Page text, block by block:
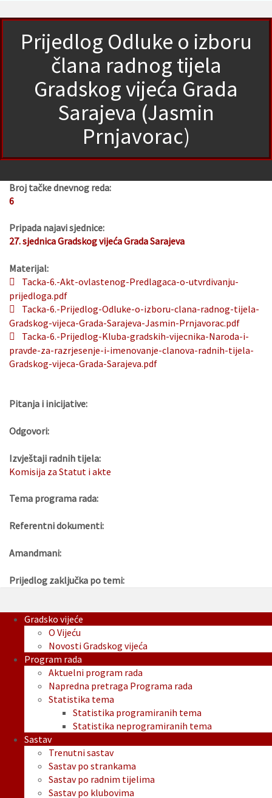
Prijedlog Odluke o izboru
člana radnog tijela
Gradskog vijeća Grada
Sarajeva (Jasmin
Prnjavorac)
Broj tačke dnevnog reda:
6
Pripada najavi sjednice:
27. sjednica Gradskog vijeća Grada Sarajeva
Materijal:
Tacka-6.-Akt-ovlastenog-Predlagaca-o-utvrdivanju-
prijedloga.pdf
Tacka-6.-Prijedlog-Odluke-o-izboru-clana-radnog-tijela-
Gradskog-vijeca-Grada-Sarajeva-Jasmin-Prnjavorac.pdf
Tacka-6.-Prijedlog-Kluba-gradskih-vijecnika-Naroda-i-
pravde-za-razrjesenje-i-imenovanje-clanova-radnih-tijela-
Gradskog-vijeca-Grada-Sarajeva.pdf
Pitanja i inicijative:
Odgovori:
Izvještaji radnih tijela:
Komisija za Statut i akte
Tema programa rada:
Referentni dokumenti:
Amandmani:
Prijedlog zaključka po temi:
Gradsko vijeće
O Vijeću
Novosti Gradskog vijeća
Program rada
Aktuelni program rada
Napredna pretraga Programa rada
Statistika tema
Statistika programiranih tema
Statistika neprogramiranih tema
Sastav
Trenutni sastav
Sastav po strankama
Sastav po radnim tijelima
Sastav po klubovima